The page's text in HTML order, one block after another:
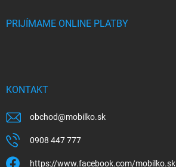
PRIJÍMAME ONLINE PLATBY
KONTAKT
obchod@mobilko.sk
0908 447 777
https://www.facebook.com/mobilko.sk